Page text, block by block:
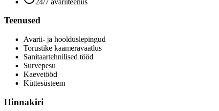
Teenused
Avarii- ja hoolduslepingud
Torustike kaameravaatlus
Sanitaartehnilised tööd
Survepesu
Kaevetööd
​Küttesüsteem
Hinnakiri